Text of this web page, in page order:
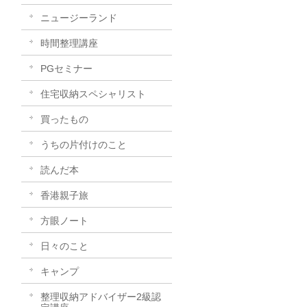
ニュージーランド
時間整理講座
PGセミナー
住宅収納スペシャリスト
買ったもの
うちの片付けのこと
読んだ本
香港親子旅
方眼ノート
日々のこと
キャンプ
整理収納アドバイザー2級認